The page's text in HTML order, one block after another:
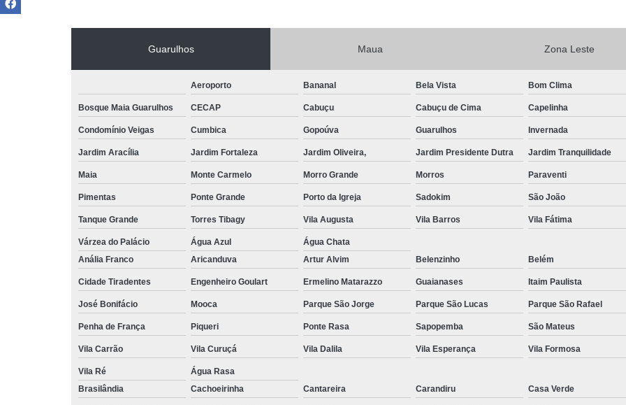
Exame de Imagem de
Exame de Imagem de
Exame de Imagem de
Exame de Imagem de
Exame de Imagem de
Exame de Imagem de
Exame de Imagem de
Exame de Imagem
Exame de Imagem Tomografia do Crânio
Ressonância Magnética Abdominal e
Ressonância Magnética Cerebral
Ressonância Magnética de Abdome Superior
Ressonância Magnética do Coração
Ressonância Magnética
Guarulhos Maua Zona Leste
Aeroporto Bananal Bela Vista Bom Clima
Bosque Maia Guarulhos CECAP Cabuçu Cabuçu de Cima Capelinha
Condomínio Veigas Cumbica Gopoúva Guarulhos Invernada
Jardim Aracília Jardim Fortaleza Jardim Oliveira, Jardim Presidente Dutra Jardim Tranquilidade
Maia Monte Carmelo Morro Grande Morros Paraventi
Pimentas Ponte Grande Porto da Igreja Sadokim São João
Tanque Grande Torres Tibagy Vila Augusta Vila Barros Vila Fátima
Várzea do Palácio Água Azul
Água Chata
Anália Franco
Aricanduva Artur Alvim Belenzinho Belém
Cidade Tiradentes Engenheiro Goulart Ermelino Matarazzo Guaianases Itaim Paulista
José Bonifácio Mooca Parque São Jorge Parque São Lucas Parque São Rafael
Penha de França Piqueri Ponte Rasa Sapopemba São Mateus
Vila Carrão Vila Curuçá Vila Dalila Vila Esperança Vila Formosa
Vila Ré
Água Rasa
Brasilândia
Cachoeirinha Cantareira Carandiru Casa Verde